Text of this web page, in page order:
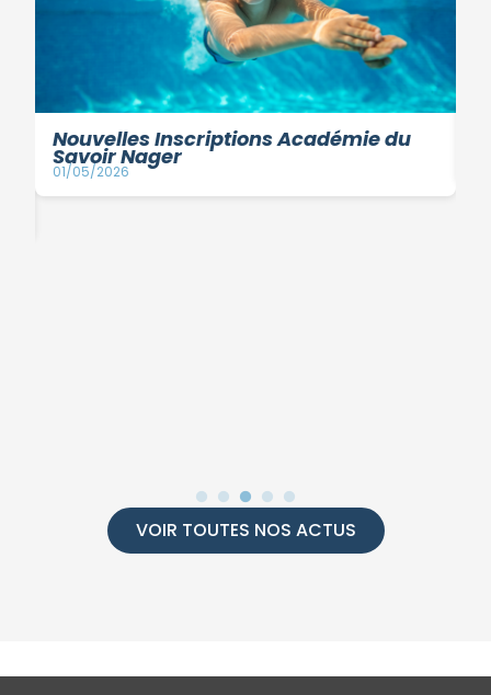
Nouvelles Inscriptions Académie du
Savoir Nager
01/05/2026
VOIR TOUTES NOS ACTUS